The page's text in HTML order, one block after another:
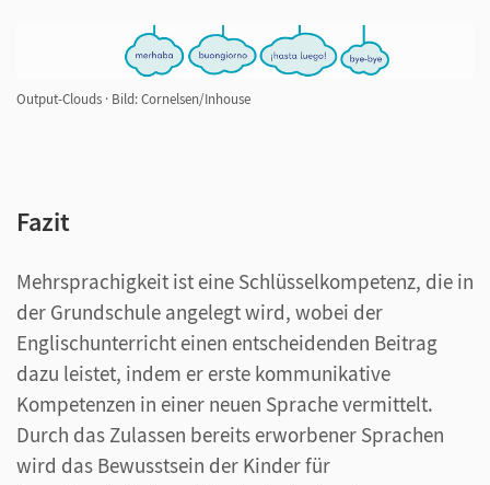
Output-Clouds · Bild: Cornelsen/Inhouse
Fazit
Mehrsprachigkeit ist eine Schlüsselkompetenz, die in
der Grundschule angelegt wird, wobei der
Englischunterricht einen entscheidenden Beitrag
dazu leistet, indem er erste kommunikative
Kompetenzen in einer neuen Sprache vermittelt.
Durch das Zulassen bereits erworbener Sprachen
wird das Bewusstsein der Kinder für